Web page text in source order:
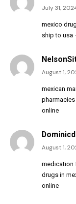
July 31,
mexico
ship to usa
August 1,
mexican
online
August 1,
medication
drugs in
online